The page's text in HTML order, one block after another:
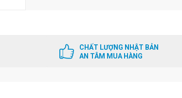
CHẤT LƯỢNG NHẬT BẢN
AN TÂM MUA HÀNG